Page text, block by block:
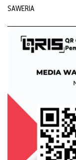
SAWERIA